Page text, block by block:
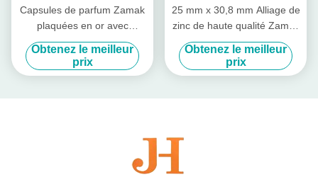
Capsules de parfum Zamak
plaquées en or avec
conception personnalisable
et finition miroir polissée
Obtenez le meilleur
prix
25 mm x 30,8 mm Alliage de
zinc de haute qualité Zamac
Cap de parfum avec finition
miroir et couleurs
personnalisables
Obtenez le meilleur
prix